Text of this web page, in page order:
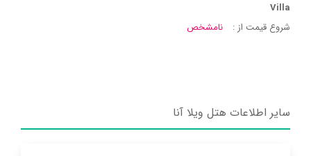
Villa
شروع قیمت از :
نامشخص
سایر اطلاعات هتل ویلا آنا